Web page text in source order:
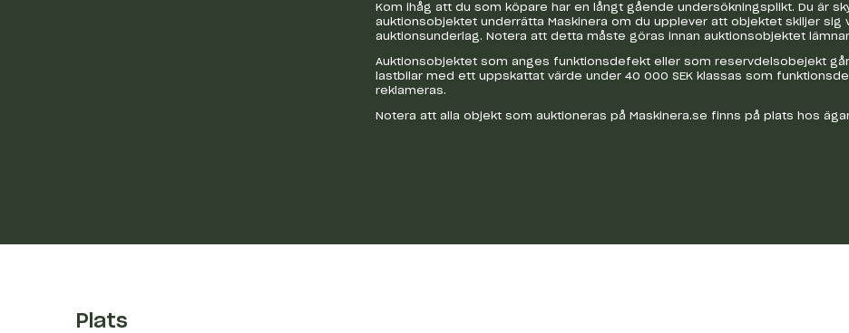
Kom ihåg att du som köpare har en långt gående undersökningsplikt. Du är
auktionsobjektet underrätta Maskinera om du upplever att objektet skiljer sig
auktionsunderlag. Notera att detta måste göras innan auktionsobjektet
Auktionsobjektet som anges funktionsdefekt eller som reservdelsobejekt
lastbilar med ett uppskattat värde under 40 000 SEK klassas som
reklameras.
Notera att alla objekt som auktioneras på Maskinera.se finns på plats hos
Plats